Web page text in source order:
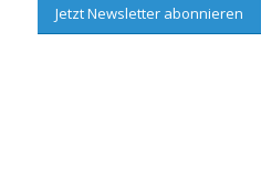
Jetzt Newsletter abonnieren